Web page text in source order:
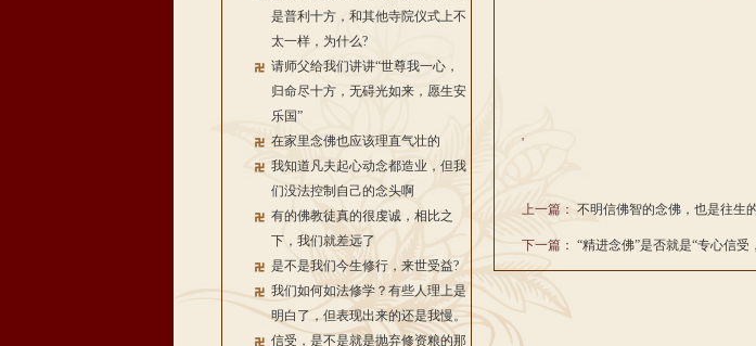
是普利十方，和其他寺院仪式上不
太一样，为什么?
请师父给我们讲讲“世尊我一心，
归命尽十方，无碍光如来，愿生安
乐国”
在家里念佛也应该理直气壮的
我知道凡夫起心动念都造业，但我
们没法控制自己的念头啊
有的佛教徒真的很虔诚，相比之
下，我们就差远了
是不是我们今生修行，来世受益?
我们如何如法修学？有些人理上是
明白了，但表现出来的还是我慢。
信受，是不是就是抛弃修资粮的那
'
上一篇： 不明信佛智的念佛，也是往生
下一篇： “精进念佛”是否就是“专心信受